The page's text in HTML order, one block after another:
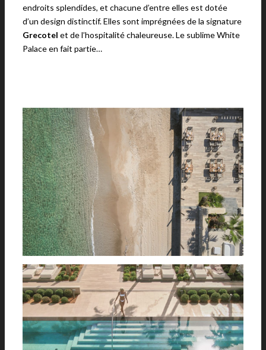
endroits splendides, et chacune d’entre elles est dotée
d’un design distinctif. Elles sont imprégnées de la signature
Grecotel et de l’hospitalité chaleureuse. Le sublime White
Palace en fait partie…